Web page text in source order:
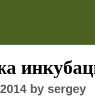
by sergey